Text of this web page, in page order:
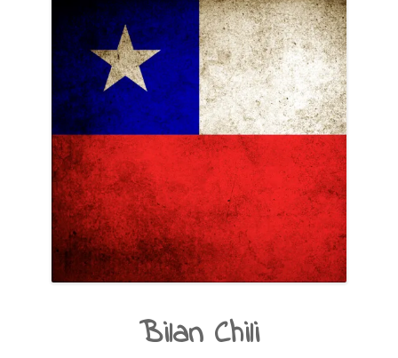
NOS BONNES ADRESSES
Bilan Chili